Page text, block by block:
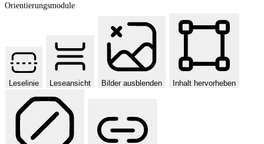
Orientierungsmodule
Leselinie Leseansicht Bilder ausblenden Inhalt hervorheben